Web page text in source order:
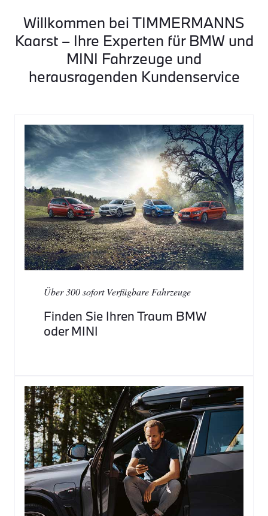
Willkommen bei TIMMERMANNS
Kaarst – Ihre Experten für BMW und
MINI Fahrzeuge und
herausragenden Kundenservice
Über 300 sofort Verfügbare Fahrzeuge
Finden Sie Ihren Traum BMW
oder MINI